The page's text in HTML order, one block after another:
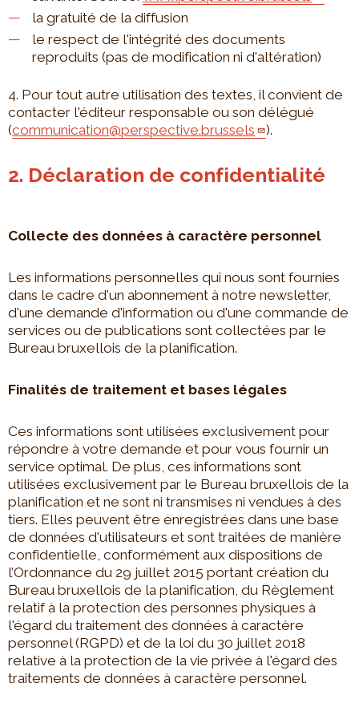
la gratuité de la diffusion
le respect de l'intégrité des documents
reproduits (pas de modification ni d'altération)
4. Pour tout autre utilisation des textes, il convient de
contacter l'éditeur responsable ou son délégué
(communication@perspective.brussels ).
2. Déclaration de confidentialité
Collecte des données à caractère personnel
Les informations personnelles qui nous sont fournies
dans le cadre d'un abonnement à notre newsletter,
d'une demande d'information ou d'une commande de
services ou de publications sont collectées par le
Bureau bruxellois de la planification.
Finalités de traitement et bases légales
Ces informations sont utilisées exclusivement pour
répondre à votre demande et pour vous fournir un
service optimal. De plus, ces informations sont
utilisées exclusivement par le Bureau bruxellois de la
planification et ne sont ni transmises ni vendues à des
tiers. Elles peuvent être enregistrées dans une base
de données d'utilisateurs et sont traitées de manière
confidentielle, conformément aux dispositions de
l’Ordonnance du 29 juillet 2015 portant création du
Bureau bruxellois de la planification, du Règlement
relatif à la protection des personnes physiques à
l'égard du traitement des données à caractère
personnel (RGPD) et de la loi du 30 juillet 2018
relative à la protection de la vie privée à l'égard des
traitements de données à caractère personnel.